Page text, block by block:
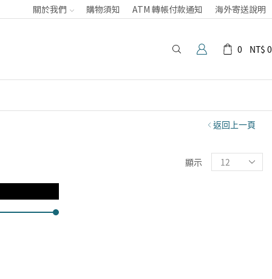
關於我們 購物須知 ATM 轉帳付款通知 海外寄送說明
0 NT$ 0
返回上一頁
顯示